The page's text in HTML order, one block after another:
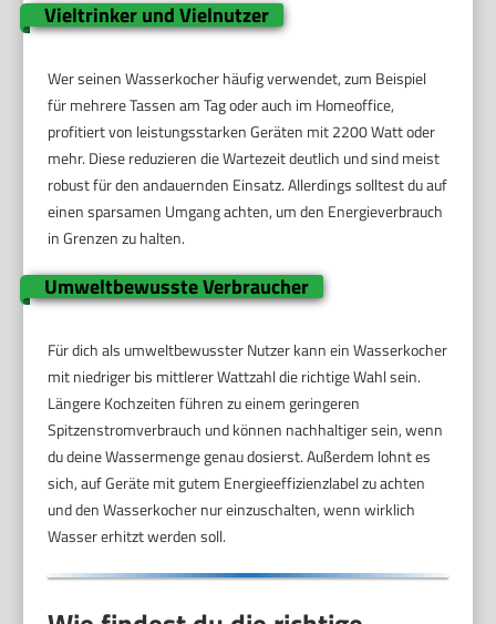
Vieltrinker und Vielnutzer
Wer seinen Wasserkocher häufig verwendet, zum Beispiel
für mehrere Tassen am Tag oder auch im Homeoffice,
profitiert von leistungsstarken Geräten mit 2200 Watt oder
mehr. Diese reduzieren die Wartezeit deutlich und sind meist
robust für den andauernden Einsatz. Allerdings solltest du auf
einen sparsamen Umgang achten, um den Energieverbrauch
in Grenzen zu halten.
Umweltbewusste Verbraucher
Für dich als umweltbewusster Nutzer kann ein Wasserkocher
mit niedriger bis mittlerer Wattzahl die richtige Wahl sein.
Längere Kochzeiten führen zu einem geringeren
Spitzenstromverbrauch und können nachhaltiger sein, wenn
du deine Wassermenge genau dosierst. Außerdem lohnt es
sich, auf Geräte mit gutem Energieeffizienzlabel zu achten
und den Wasserkocher nur einzuschalten, wenn wirklich
Wasser erhitzt werden soll.